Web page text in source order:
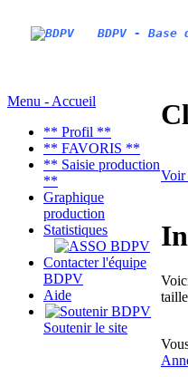
BDPV -
Menu - Accueil
** Profil **
** FAVORIS **
** Saisie production
**
Graphique
production
Statistiques
Contacter l'équipe
BDPV
Aide
Soutenir le site
Voir